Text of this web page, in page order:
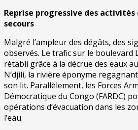
Reprise progressive des
secours
Malgré l’ampleur des dégâts, des
observés. Le trafic sur le boulevard
rétabli grâce à la décrue des eaux
N’djili, la rivière éponyme
son lit. Parallèlement, les Forces
Démocratique du Congo (FARDC)
opérations d’évacuation dans les
l’eau.